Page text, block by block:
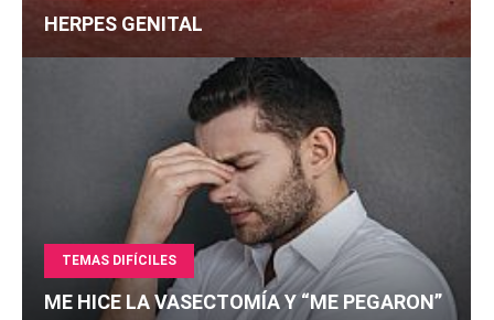
HERPES GENITAL
TEMAS DIFÍCILES
ME HICE LA VASECTOMÍA Y “ME PEGARON”